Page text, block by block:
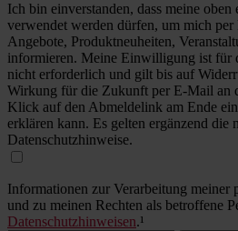
Ich bin einverstanden, dass meine oben
verwendet werden dürfen, um mich
Angebote, Produktneuheiten,
informieren. Meine Einwilligung ist für
nicht erforderlich und gilt bis auf
Wirkung für die Zukunft per E-Mail an
Klick auf den Abmeldelink am Ende
erklären kann. Es gelten ergänzend die
Datenschutzhinweise.
Informationen zur Verarbeitung meiner
und zu meinen Rechten als betroffene
Datenschutzhinweisen.¹